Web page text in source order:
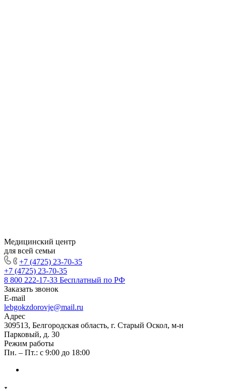
Медицинский центр
для всей семьи
+7 (4725) 23-70-35
+7 (4725) 23-70-35
8 800 222-17-33 Бесплатный по РФ
Заказать звонок
E-mail
lebgokzdorovje@mail.ru
Адрес
309513, Белгородская область, г. Старый Оскол, м-н
Парковый, д. 30
Режим работы
Пн. – Пт.: с 9:00 до 18:00